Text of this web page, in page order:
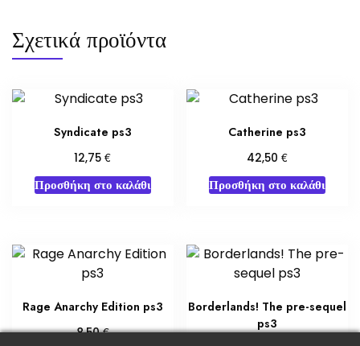
Σχετικά προϊόντα
Syndicate ps3
12,75€
Προσθήκη στο καλάθι
Catherine ps3
42,50€
Προσθήκη στο καλάθι
Rage Anarchy Edition ps3
8,50€
Borderlands! The pre-sequel
ps3